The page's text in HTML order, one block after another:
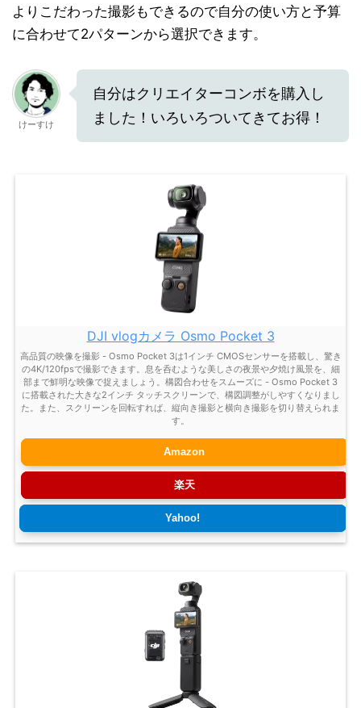
よりこだわった撮影もできるので自分の使い方と予算
に合わせて2パターンから選択できます。
けーすけ
自分はクリエイターコンボを購入し
ました！いろいろついてきてお得！
DJI vlogカメラ Osmo Pocket 3
高品質の映像を撮影 - Osmo Pocket 3は1インチ CMOSセンサーを搭載し、驚き
の4K/120fpsで撮影できます。息を呑むような美しさの夜景や夕焼け風景を、細
部まで鮮明な映像で捉えましょう。構図合わせをスムーズに - Osmo Pocket 3
に搭載された大きな2インチ タッチスクリーンで、構図調整がしやすくなりまし
た。また、スクリーンを回転すれば、縦向き撮影と横向き撮影を切り替えられま
す。
Amazon
楽天
Yahoo!